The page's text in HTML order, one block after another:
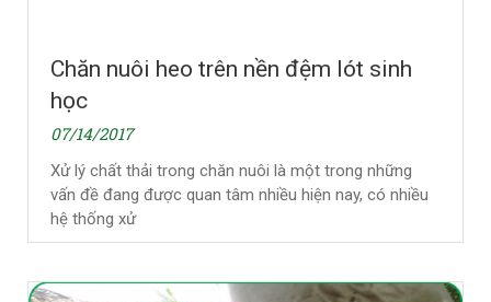
Chăn nuôi heo trên nền đệm lót sinh
học
07/14/2017
Xử lý chất thải trong chăn nuôi là một trong những
vấn đề đang được quan tâm nhiều hiện nay, có nhiều
hệ thống xử